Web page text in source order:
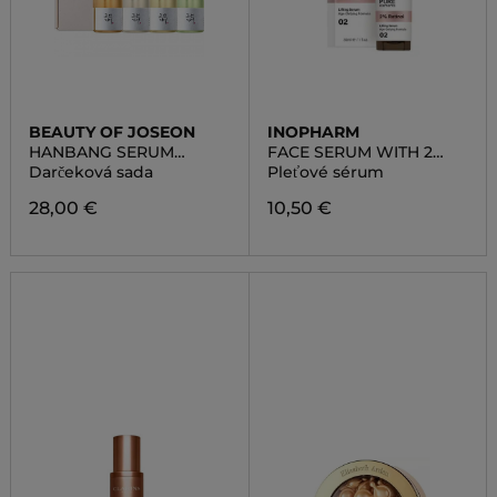
BEAUTY OF JOSEON
HANBANG SERUM
DISCOVERY KIT
Darčeková sada
28,00 €
INOPHARM
FACE SERUM WITH 2
RETINOL
Pleťové sérum
10,50 €